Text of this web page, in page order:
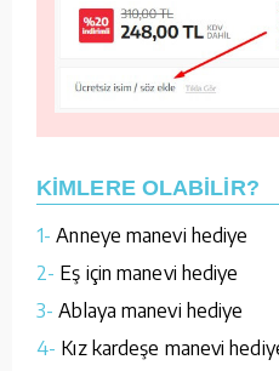
KİMLERE OLABİLİR?
1- Anneye manevi hediye
2- Eş için manevi hediye
3- Ablaya manevi hediye
4- Kız kardeşe manevi